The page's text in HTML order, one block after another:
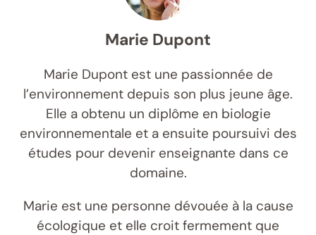
Marie Dupont
Marie Dupont est une passionnée de
l’environnement depuis son plus jeune âge.
Elle a obtenu un diplôme en biologie
environnementale et a ensuite poursuivi des
études pour devenir enseignante dans ce
domaine.
Marie est une personne dévouée à la cause
écologique et elle croit fermement que